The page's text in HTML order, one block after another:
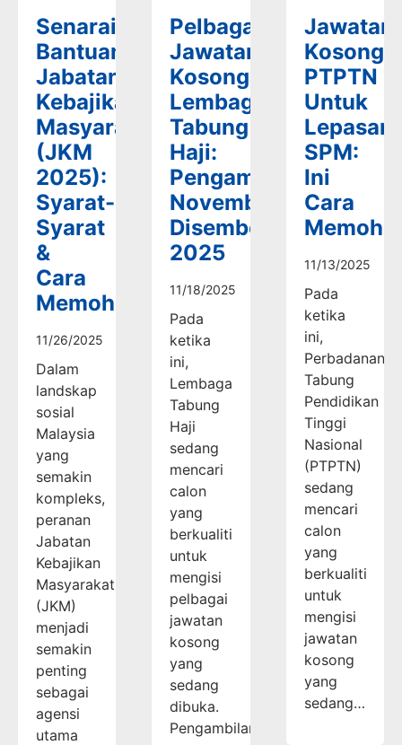
Senarai
Bantuan
Jabatan
Kebajikan
Masyarakat
(JKM
2025):
Syarat-
Syarat
&
Cara
Memohon
11/26/2025
Dalam
landskap
sosial
Malaysia
yang
semakin
kompleks,
peranan
Jabatan
Kebajikan
Masyarakat
(JKM)
menjadi
semakin
penting
sebagai
agensi
utama
Pelbagai
Jawatan
Kosong
Lembaga
Tabung
Haji:
Pengambilan
November-
Disember
2025
11/18/2025
Pada
ketika
ini,
Lembaga
Tabung
Haji
sedang
mencari
calon
yang
berkualiti
untuk
mengisi
pelbagai
jawatan
kosong
yang
sedang
dibuka.
Pengambilan…
Jawatan
Kosong
PTPTN
Untuk
Lepasan
SPM:
Ini
Cara
11/13/2025
Pada
ketika
ini,
Perbadanan
Tabung
Pendidikan
Tinggi
Nasional
(PTPTN)
sedang
mencari
calon
yang
berkualiti
untuk
mengisi
jawatan
kosong
yang
sedang…